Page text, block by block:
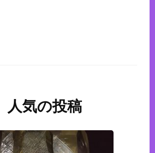
人気の投稿